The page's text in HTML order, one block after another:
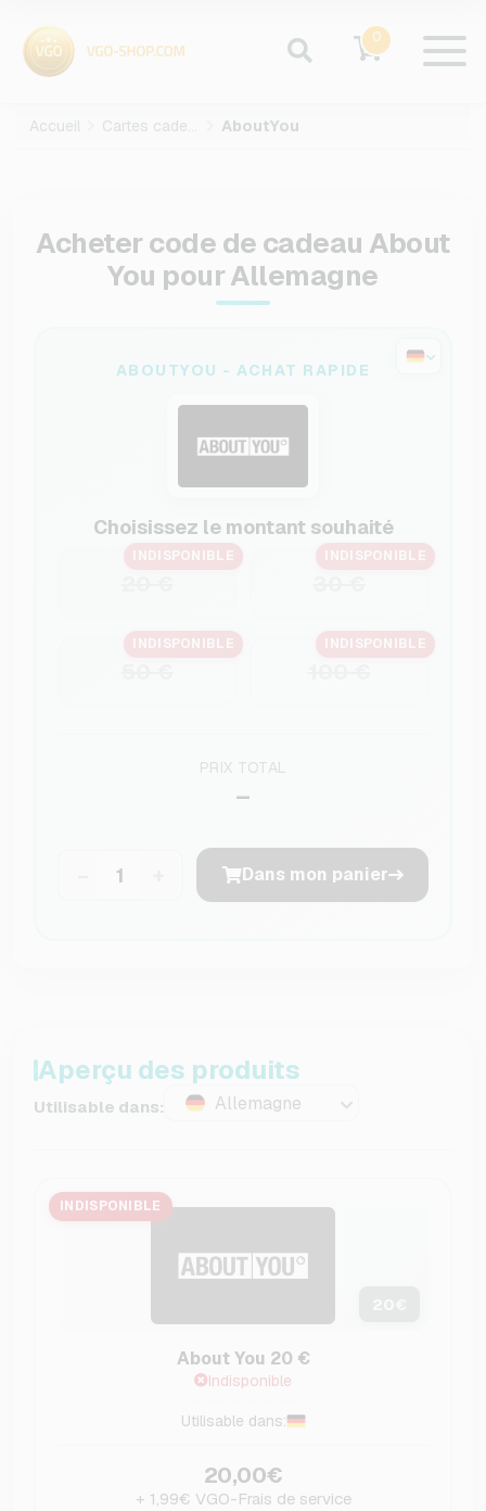
0
Accueil Cartes cadeaux AboutYou
Acheter code de cadeau About
You pour Allemagne
ABOUTYOU - ACHAT RAPIDE
Choisissez le montant souhaité
INDISPONIBLE INDISPONIBLE
INDISPONIBLE INDISPONIBLE
PRIX TOTAL
–
Dans mon panier
Aperçu des produits
Utilisable dans: Allemagne
INDISPONIBLE
About You 20 €
Indisponible
Utilisable dans:
20,00€
+ 1,99€ VGO-Frais de service